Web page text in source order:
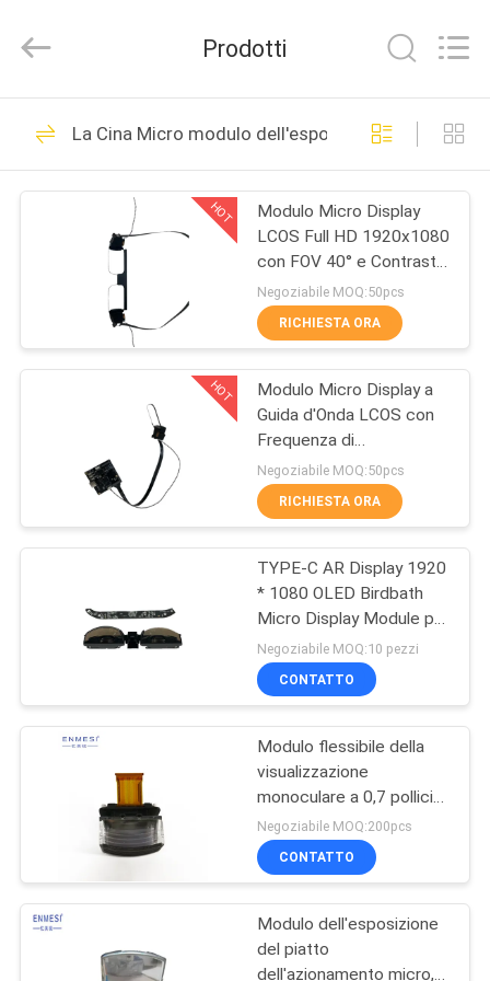
CASA
PRODOTTI
GIRO
CONTROLLO
DI
NOTIZIE
CASI
RICHIEDA
UNA
CITAZIONE
SHOPPING
Technology
Rights
Vetri astuti dell'AR
92
Head Mounted
Display
89
video vetri astuti 3D
Vetri astuti di VR
Prodotti
La Cina Micro modulo dell'esposizione
HOT
Modulo Micro Display
LCOS Full HD 1920x1080
con FOV 40° e Contrasto
Elevato 200:1 per
Applicazioni AR/VR
Negoziabile MOQ:50pcs
RICHIESTA ORA
HOT
Modulo Micro Display a
Guida d'Onda LCOS con
Frequenza di
Aggiornamento 120Hz,
Campo Visivo 40° e
Risoluzione 1920x1080
Negoziabile MOQ:50pcs
RICHIESTA ORA
TYPE-C AR Display 1920
* 1080 OLED Birdbath
Micro Display Module per
HUD
Negoziabile MOQ:10 pezzi
CONTATTO
Modulo flessibile della
visualizzazione
monoculare a 0,7 pollici
pieno OLED di HD Sony
micro per il casco dell'AR
Negoziabile MOQ:200pcs
CONTATTO
Modulo dell'esposizione
del piatto
dell'azionamento micro,